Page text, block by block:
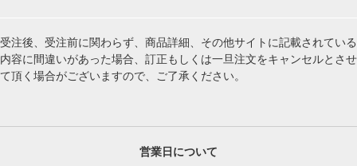
受注後、受注前に関わらず、商品詳細、その他サイトに記載されている
内容に間違いがあった場合、訂正もしくは一旦注文をキャンセルとさせ
て頂く場合がございますので、ご了承ください。
営業日について